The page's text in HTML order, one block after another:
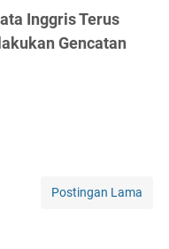
Inggris Terus
Gencatan
Postingan Lama